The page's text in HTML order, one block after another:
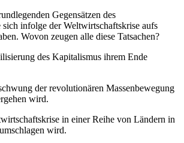
Gegensätzen des
infolge der Weltwirtschaftskrise aufs
Wovon zeugen alle diese Tatsachen?
des Kapitalismus ihrem Ende
der revolutionären Massenbewegung
wird.
in einer Reihe von Ländern in
wird.